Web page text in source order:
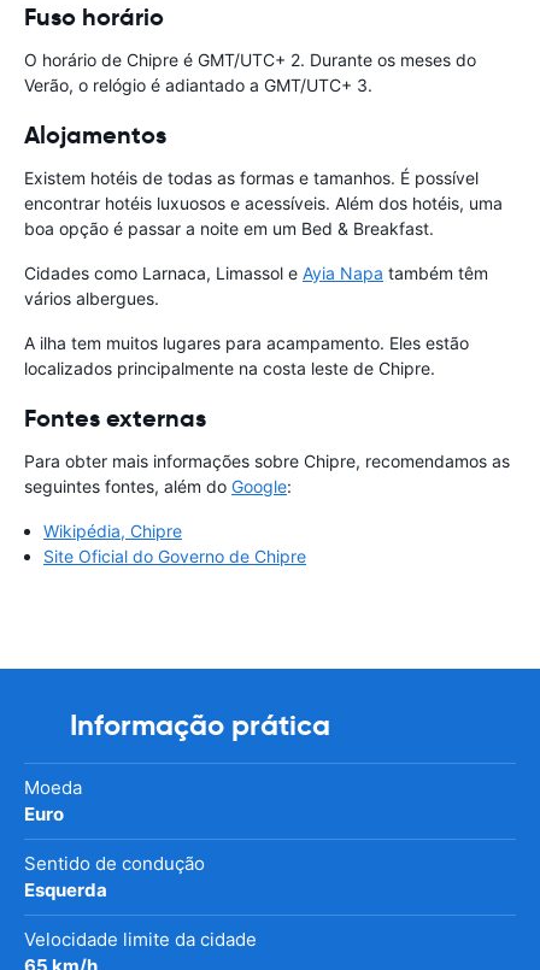
Fuso horário
O horário de Chipre é GMT/UTC+ 2. Durante os meses do
Verão, o relógio é adiantado a GMT/UTC+ 3.
Alojamentos
Existem hotéis de todas as formas e tamanhos. É possível
encontrar hotéis luxuosos e acessíveis. Além dos hotéis, uma
boa opção é passar a noite em um Bed & Breakfast.
Cidades como Larnaca, Limassol e Ayia Napa também têm
vários albergues.
A ilha tem muitos lugares para acampamento. Eles estão
localizados principalmente na costa leste de Chipre.
Fontes externas
Para obter mais informações sobre Chipre, recomendamos as
seguintes fontes, além do Google:
Wikipédia, Chipre
Site Oficial do Governo de Chipre
Informação prática
Moeda
Euro
Sentido de condução
Esquerda
Velocidade limite da cidade